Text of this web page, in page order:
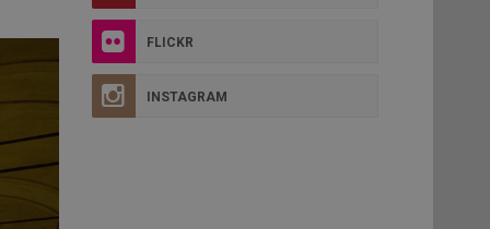
FLICKR
INSTAGRAM